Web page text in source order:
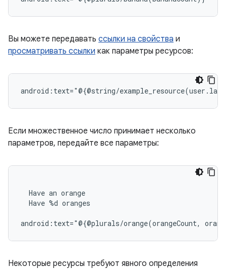
Вы можете передавать ссылки на свойства и
просматривать ссылки как параметры ресурсов:
android:text="@{@string/
Если множественное число принимает несколько
параметров, передайте все параметры:
Have an
Have %d oranges
android:text="@{@plurals/orange(orangeCount,
Некоторые ресурсы требуют явного определения